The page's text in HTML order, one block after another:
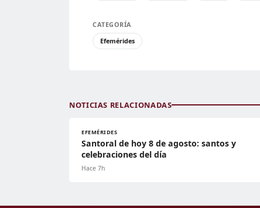
CATEGORÍA
Efemérides
NOTICIAS RELACIONADAS
EFEMÉRIDES
Santoral de hoy 8 de agosto: santos y
celebraciones del día
Hace 7h